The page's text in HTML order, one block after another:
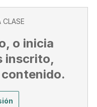
CLASE
o inicia
inscrito,